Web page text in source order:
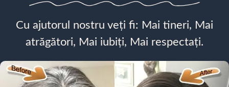
Cu ajutorul nostru veți fi: Mai tineri, Mai
atrăgători, Mai iubiți, Mai respectați.